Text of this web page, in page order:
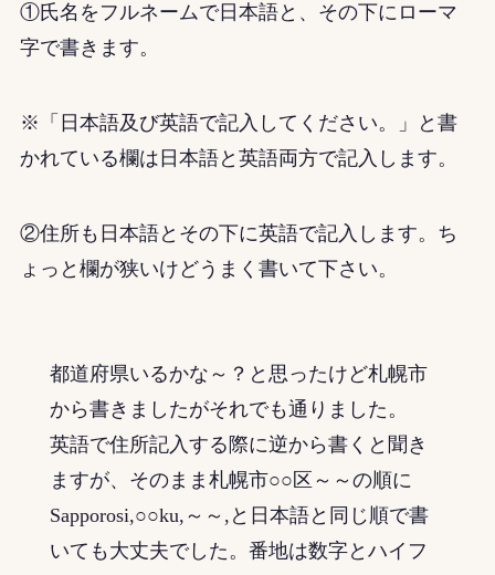
①氏名をフルネームで日本語と、その下にローマ
字で書きます。
※ 「日本語及び英語で記入してください。」と書
かれている欄は日本語と英語両方で記入します。
②住所も日本語とその下に英語で記入します。ち
ょっと欄が狭いけどうまく書いて下さい。
都道府県いるかな～？と思ったけど札幌市
から書きましたがそれでも通りました。
英語で住所記入する際に逆から書くと聞き
ますが、そのまま札幌市○○区～～の順に
Sapporosi,○○ku,～～,と日本語と同じ順で書
いても大丈夫でした。番地は数字とハイフ